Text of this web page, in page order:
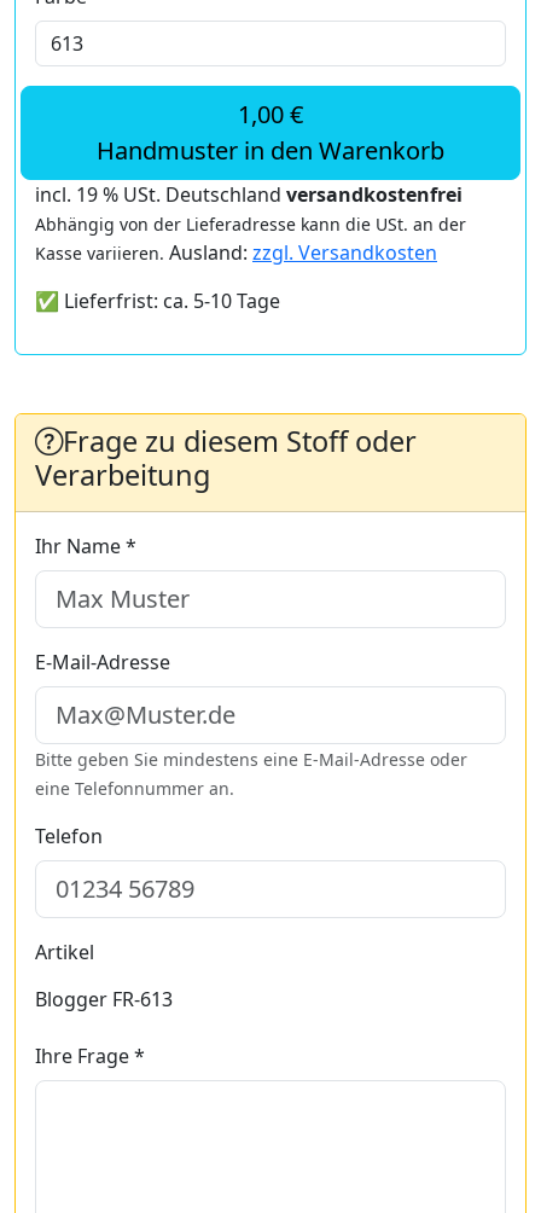
1,00 €
Handmuster in den Warenkorb
incl. 19 % USt. Deutschland versandkostenfrei
Abhängig von der Lieferadresse kann die USt. an der
Kasse variieren. Ausland: zzgl. Versandkosten
✅ Lieferfrist: ca. 5-10 Tage
Frage zu diesem Stoff oder
Verarbeitung
Ihr Name *
E-Mail-Adresse
Bitte geben Sie mindestens eine E-Mail-Adresse oder
eine Telefonnummer an.
Telefon
Artikel
Blogger FR-613
Ihre Frage *